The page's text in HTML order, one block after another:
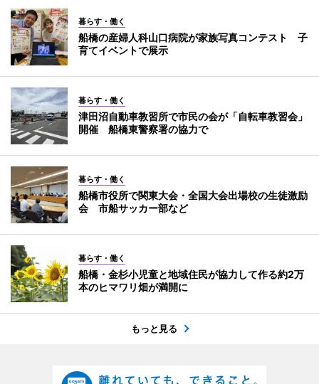
暮らす・働く
船橋の産婦人科山口病院が家族写真コンテスト 子
育てイベントで展示
暮らす・働く
津田沼自動車教習所で市民の会が「自転車教習会」
開催 船橋東警察署の協力で
暮らす・働く
船橋市役所で関東大会・全国大会出場校の生徒激励
会 市船サッカー部など
暮らす・働く
船橋・金杉小児童と地域住民が協力して作る約2万
本のヒマワリ畑が満開に
もっと見る